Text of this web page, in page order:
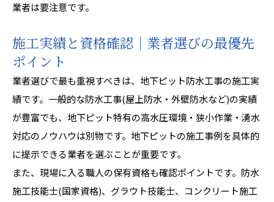
業者は要注意です。
施工実績と資格確認｜業者選びの最優先
ポイント
業者選びで最も重視すべきは、地下ピット防水工事の施工実
績です。一般的な防水工事(屋上防水・外壁防水など)の実績
が豊富でも、地下ピット特有の高水圧環境・狭小作業・湧水
対応のノウハウは別物です。地下ピットの施工事例を具体的
に提示できる業者を選ぶことが重要です。
また、現場に入る職人の保有資格も確認ポイントです。防水
施工技能士(国家資格)、グラウト技能士、コンクリート施工